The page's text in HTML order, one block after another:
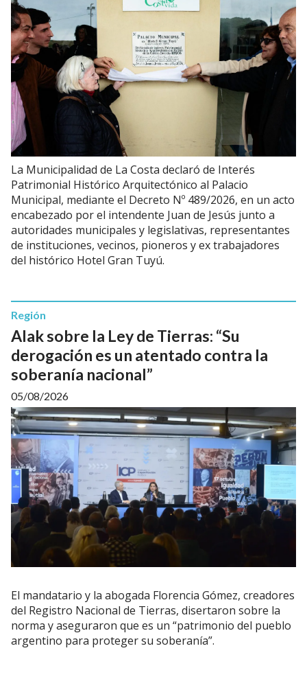
La Municipalidad de La Costa declaró de Interés
Patrimonial Histórico Arquitectónico al Palacio
Municipal, mediante el Decreto Nº 489/2026, en un acto
encabezado por el intendente Juan de Jesús junto a
autoridades municipales y legislativas, representantes
de instituciones, vecinos, pioneros y ex trabajadores
del histórico Hotel Gran Tuyú.
Alak sobre la Ley de Tierras: “Su
derogación es un atentado contra la
soberanía nacional”
Región
05/08/2026
El mandatario y la abogada Florencia Gómez, creadores
del Registro Nacional de Tierras, disertaron sobre la
norma y aseguraron que es un “patrimonio del pueblo
argentino para proteger su soberanía”.